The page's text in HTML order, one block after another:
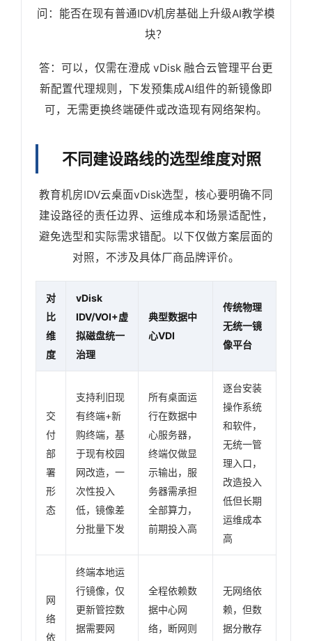
问：能否在现有普通IDV机房基础上升级AI教学模
块？
答：可以，仅需在澄成 vDisk 融合云管理平台更
新配置代理规则，下发预集成AI组件的新镜像即
可，无需更换终端硬件或改造现有网络架构。
不同建设路线的选型维度对照
教育机房IDV云桌面vDisk选型，核心要明确不同
建设路径的责任边界、运维成本和场景适配性，
避免选型和实际需求错配。以下仅做方案层面的
对照，不涉及具体厂商品牌评价。
对
比
维
度
vDisk
IDV/VOI+虚
拟磁盘统一
治理
典型数据中
心VDI
传统物理
无统一镜
像平台
交
付
部
署
形
态
支持利旧现
有终端+新
购终端，基
于现有校园
网改造，一
次性投入
低，镜像差
分批量下发
所有桌面运
行在数据中
心服务器，
终端仅做显
示输出，服
务器需承担
全部算力，
前期投入高
逐台安装
操作系统
和软件，
无统一管
理入口，
改造投入
低但长期
运维成本
高
网
络
依
终端本地运
行镜像，仅
更新管控数
据需要网
全程依赖数
据中心网
络，断网则
无网络依
赖，但数
据分散存